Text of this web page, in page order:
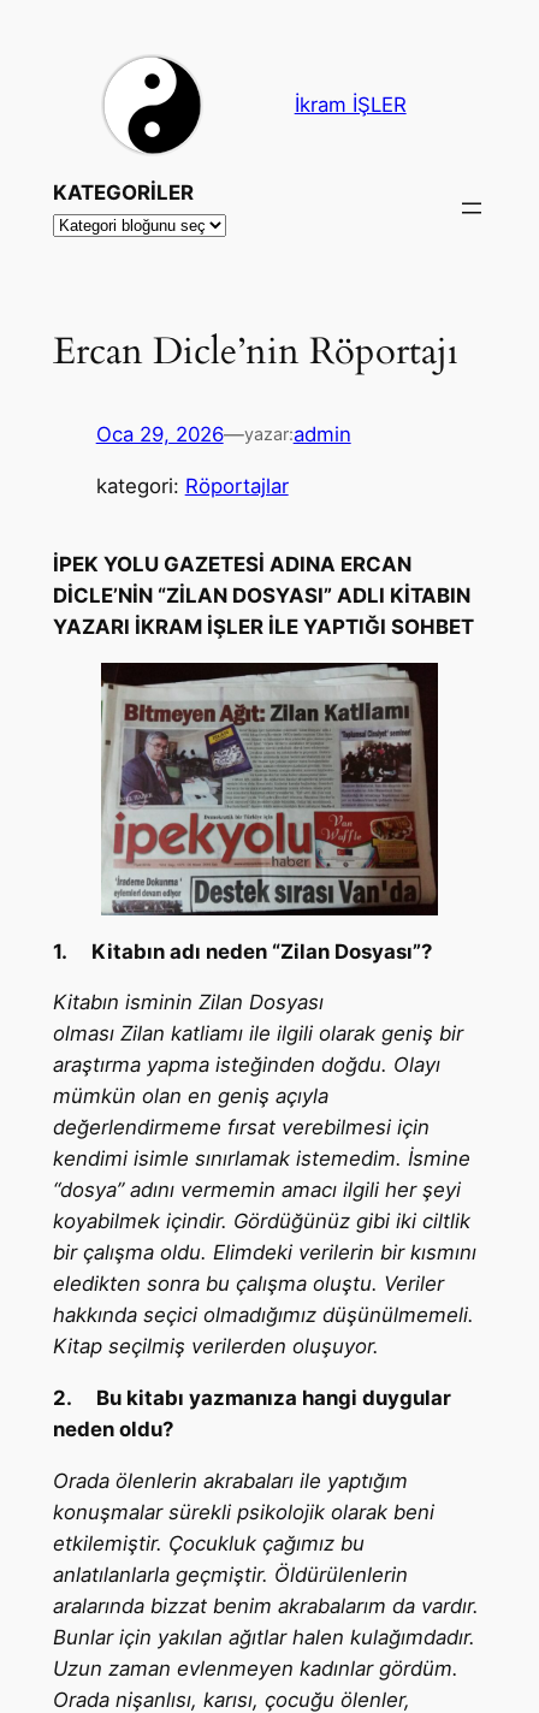
İkram İŞLER
KATEGORİLER
Ercan Dicle’nin Röportajı
Oca 29, 2026—yazar:admin
kategori: Röportajlar
İPEK YOLU GAZETESİ ADINA ERCAN
DİCLE’NİN “ZİLAN DOSYASI” ADLI KİTABIN
YAZARI İKRAM İŞLER İLE YAPTIĞI SOHBET
1. Kitabın adı neden “Zilan Dosyası”?
Kitabın isminin Zilan Dosyası
olması Zilan katliamı ile ilgili olarak geniş bir
araştırma yapma isteğinden doğdu. Olayı
mümkün olan en geniş açıyla
değerlendirmeme fırsat verebilmesi için
kendimi isimle sınırlamak istemedim. İsmine
“dosya” adını vermemin amacı ilgili her şeyi
koyabilmek içindir. Gördüğünüz gibi iki ciltlik
bir çalışma oldu. Elimdeki verilerin bir kısmını
eledikten sonra bu çalışma oluştu. Veriler
hakkında seçici olmadığımız düşünülmemeli.
Kitap seçilmiş verilerden oluşuyor.
2. Bu kitabı yazmanıza hangi duygular
neden oldu?
Orada ölenlerin akrabaları ile yaptığım
konuşmalar sürekli psikolojik olarak beni
etkilemiştir. Çocukluk çağımız bu
anlatılanlarla geçmiştir. Öldürülenlerin
aralarında bizzat benim akrabalarım da vardır.
Bunlar için yakılan ağıtlar halen kulağımdadır.
Uzun zaman evlenmeyen kadınlar gördüm.
Orada nişanlısı, karısı, çocuğu ölenler,